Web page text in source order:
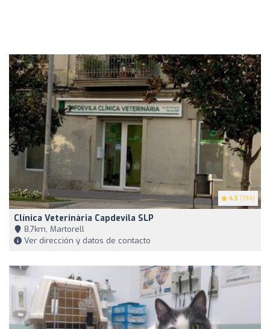
4.5 (194)
Clínica Veterinària Capdevila SLP
8,7km, Martorell
Ver dirección y datos de contacto